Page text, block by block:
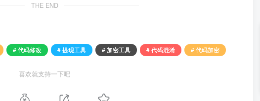
THE END
# 代码修改 # 提现工具 # 加密工具 # 代码混淆 # 代码加密
喜欢就支持一下吧